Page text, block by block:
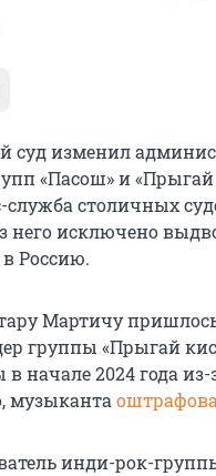
суд изменил
«Пасош» и
служба столичных
него исключено
Россию.
Мартичу
группы «Прыгай
начале 2024 года
музыканта
инди-рок-